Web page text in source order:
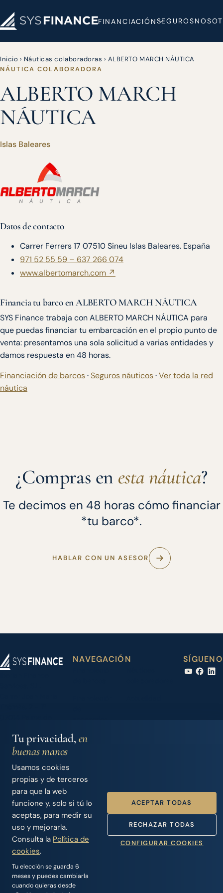
FINANCIACIÓNSEGUROS
Inicio › Náuticas colaboradoras › ALBERTO MARCH NÁUTICA
NÁUTICA COLABORADORA
ALBERTO MARCH
NÁUTICA
Islas Baleares
Datos de contacto
Carrer Ferrers 17 07510 Sineu Islas Baleares. España
971 52 55 59 – 637 266 074
www.albertomarch.com ↗
Financia tu barco en ALBERTO MARCH NÁUTICA
SYS Finance trabaja con ALBERTO MARCH NÁUTICA para
que puedas financiar tu embarcación en el propio punto de
venta: presentamos una sola solicitud a varias entidades y
damos respuesta en 48 horas.
Financiación de barcos·Seguros náuticos·Ver toda la red
náutica
¿Compras en esta náutica?
Te decimos en 48 horas cómo financiar
*tu barco*.
HABLAR CON UN ASESOR
+34 971 283 526
info@sysfinance.es
NAVEGACIÓN
Barcos de
Nosotros
SYS Finance · Intermediario de Crédito · Nº Registro Banco de
España D744
Aviso legal·Política de privacidad
Handcrafted byPunk Solutions
Tu privacidad, en
buenas manos
Usamos cookies
propias y de terceros
para que la web
funcione y, solo si tú lo
aceptas, para medir su
uso y mejorarla.
Consulta la Política de
cookies.
Tu elección se guarda 6
meses y puedes cambiarla
cuando quieras desde
ACEPTAR TODAS
RECHAZAR TODAS
CONFIGURAR COOKIES